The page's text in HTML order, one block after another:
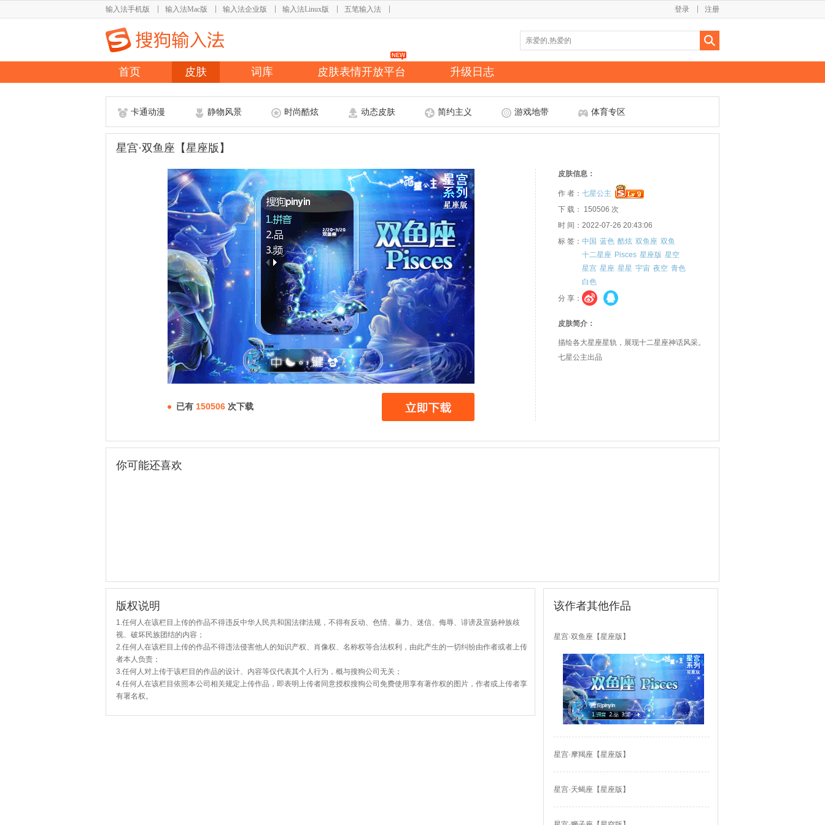
输入法手机版 输入法Mac版 输入法企业版 输入法Linux版 五笔输入法 注册
登录
首页 皮肤 词库 皮肤表情开放平台 升级日志
卡通动漫 静物风景 时尚酷炫 动态皮肤 简约主义 游戏地带 体育专区
星宫·双鱼座【星座版】
已有 150506 次下载
皮肤信息：
作 者： 七星公主
下 载： 150506 次
时 间：2022-07-26 20:43:06
标 签： 中国 蓝色 酷炫 双鱼座 双鱼
十二星座 Pisces 星座版 星空
星宫 星座 星星 宇宙 夜空 青色
白色
分 享：
皮肤简介：
描绘各大星座星轨，展现十二星座神话风采。
七星公主出品
你可能还喜欢
版权说明
1.任何人在该栏目上传的作品不得违反中华人民共和国法律法规，不得有反动、色情、暴力、迷信、侮辱、诽谤及宣扬种族歧
视、破坏民族团结的内容；
2.任何人在该栏目上传的作品不得违法侵害他人的知识产权、肖像权、名称权等合法权利，由此产生的一切纠纷由作者或者上传
者本人负责；
3.任何人对上传于该栏目的作品的设计、内容等仅代表其个人行为，概与搜狗公司无关；
4.任何人在该栏目依照本公司相关规定上传作品，即表明上传者同意授权搜狗公司免费使用享有著作权的图片，作者或上传者享
有署名权。
该作者其他作品
星宫·双鱼座【星座版】
星宫·摩羯座【星座版】
星宫·天蝎座【星座版】